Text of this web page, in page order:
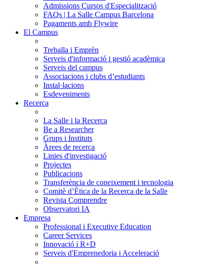
Admissions Cursos d'Especialització
FAQs | La Salle Campus Barcelona
Pagaments amb Flywire
El Campus
Treballa i Emprèn
Serveis d'informació i gestió acadèmica
Serveis del campus
Associacions i clubs d’estudiants
Instal·lacions
Esdeveniments
Recerca
La Salle i la Recerca
Be a Researcher
Grups i Instituts
Àrees de recerca
Linies d'investigació
Projectes
Publicacions
Transferència de coneixement i tecnologia
Comitè d’Ètica de la Recerca de la Salle
Revista Comprendre
Observatori IA
Empresa
Professional i Executive Education
Career Services
Innovació i R+D
Serveis d'Emprenedoria i Acceleració